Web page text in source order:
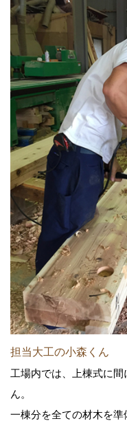
担当大工の小森くん
工場内では、上棟式に
ん。
一棟分を全ての材木を準